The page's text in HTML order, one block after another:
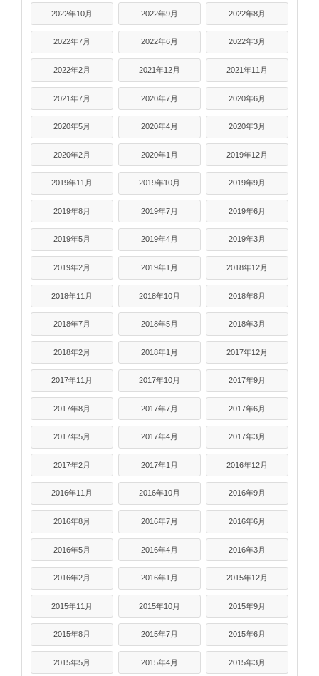
2022年10月 2022年9月 2022年8月
2022年7月 2022年6月 2022年3月
2022年2月 2021年12月 2021年11月
2021年7月 2020年7月 2020年6月
2020年5月 2020年4月 2020年3月
2020年2月 2020年1月 2019年12月
2019年11月 2019年10月 2019年9月
2019年8月 2019年7月 2019年6月
2019年5月 2019年4月 2019年3月
2019年2月 2019年1月 2018年12月
2018年11月 2018年10月 2018年8月
2018年7月 2018年5月 2018年3月
2018年2月 2018年1月 2017年12月
2017年11月 2017年10月 2017年9月
2017年8月 2017年7月 2017年6月
2017年5月 2017年4月 2017年3月
2017年2月 2017年1月 2016年12月
2016年11月 2016年10月 2016年9月
2016年8月 2016年7月 2016年6月
2016年5月 2016年4月 2016年3月
2016年2月 2016年1月 2015年12月
2015年11月 2015年10月 2015年9月
2015年8月 2015年7月 2015年6月
2015年5月 2015年4月 2015年3月